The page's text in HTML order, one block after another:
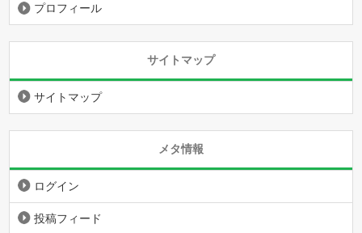
プロフィール
サイトマップ
サイトマップ
メタ情報
ログイン
投稿フィード